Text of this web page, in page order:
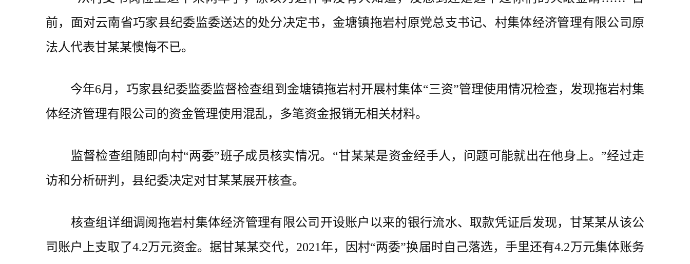
前，面对云南省巧家县纪委监委送达的处分决定书，金塘镇拖岩村原党总支书记、村集体经济管理有限公司原
法人代表甘某某懊悔不已。
今年6月，巧家县纪委监委监督检查组到金塘镇拖岩村开展村集体“三资”管理使用情况检查，发现拖岩村集
体经济管理有限公司的资金管理使用混乱，多笔资金报销无相关材料。
监督检查组随即向村“两委”班子成员核实情况。“甘某某是资金经手人，问题可能就出在他身上。”经过走
访和分析研判，县纪委决定对甘某某展开核查。
核查组详细调阅拖岩村集体经济管理有限公司开设账户以来的银行流水、取款凭证后发现，甘某某从该公
司账户上支取了4.2万元资金。据甘某某交代，2021年，因村“两委”换届时自己落选，手里还有4.2万元集体账务